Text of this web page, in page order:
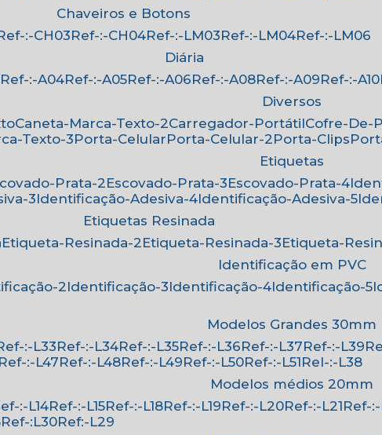
Chaveiros e Botons
Ref-:-CH03 Ref-:-CH04 Ref-:-LM03 Ref-:-LM04
Ref-:-LM06
Diária
Ref-:-A04 Ref-:-A05 Ref-:-A06 Ref-:-A08 Ref-:-A09 Ref-:-A10
Diversos
Caneta-Marca-Texto-2 Carregador-Portátil Cofre-De-
Texto-3 Porta-Celular Porta-Celular-2 Porta-Clips
Etiquetas
Prata-2 Escovado-Prata-3 Escovado-Prata-4
3 Identificação-Adesiva-4 Identificação-Adesiva-5
Etiquetas Resinada
Etiqueta-Resinada-2 Etiqueta-Resinada-3
Etiqueta-
Identificação em PVC
2 Identificação-3 Identificação-4 Identificação-5
Modelos Grandes 30mm
Ref-:-L33 Ref-:-L34 Ref-:-L35 Ref-:-L36 Ref-:-L37 Ref-:-L39
Ref-:-L47 Ref-:-L48 Ref-:-L49 Ref-:-L50 Ref-:-L51
Rel-:-L38
Modelos médios 20mm
Ref-:-L14 Ref-:-L15 Ref-:-L18 Ref-:-L19 Ref-:-L20 Ref-:-L21 Ref-
Ref-:L30
Ref:-L29